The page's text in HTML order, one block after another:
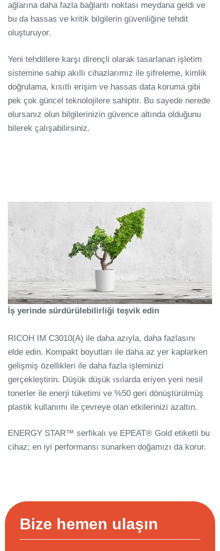
ağlarına daha fazla bağlantı noktası meydana geldi ve
bu da hassas ve kritik bilgilerin güvenliğine tehdit
oluşturuyor.
Yeni tehditlere karşı dirençli olarak tasarlanan işletim
sistemine sahip akıllı cihazlarımız ile şifreleme, kimlik
doğrulama, kısıtlı erişim ve hassas data koruma gibi
pek çok güncel teknolojilere sahiptir. Bu sayede nerede
olursanız olun bilgilerinizin güvence altında olduğunu
bilerek çalışabilirsiniz.
İş yerinde sürdürülebilirliği teşvik edin
RICOH IM C3010(A) ile daha azıyla, daha fazlasını
elde edin. Kompakt boyutları ile daha az yer kaplarken
gelişmiş özellikleri ile daha fazla işleminizi
gerçekleştirin. Düşük düşük ısılarda eriyen yeni nesil
tonerler ile enerji tüketimi ve %50 geri dönüştürülmüş
plastik kullanımı ile çevreye olan etkilerinizi azaltın.
ENERGY STAR™ serfikalı ve EPEAT® Gold etiketli bu
cihaz; en iyi performansı sunarken doğamızı da korur.
Bize hemen ulaşın